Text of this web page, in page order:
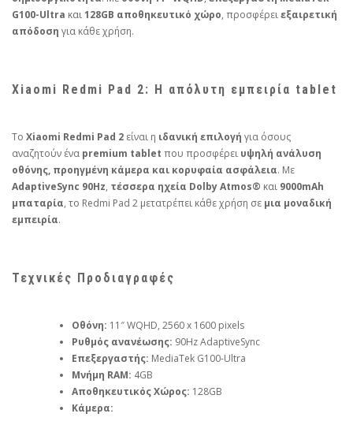
G100-Ultra και128GB αποθηκευτικό χώρο, προσφέρειεξαιρετική
απόδοση για κάθε χρήση.
Xiaomi Redmi Pad 2: Η απόλυτη εμπειρία tablet
Το Xiaomi Redmi Pad 2 είναι η ιδανική επιλογή για όσους
αναζητούν ένα premium tablet που προσφέρει υψηλή ανάλυση
οθόνης, προηγμένη κάμερα και κορυφαία ασφάλεια. Με
AdaptiveSync 90Hz, τέσσερα ηχεία Dolby Atmos® και 9000mAh
μπαταρία, το Redmi Pad 2 μετατρέπει κάθε χρήση σε μια μοναδική
εμπειρία.
Τεχνικές Προδιαγραφές
Οθόνη: 11″ WQHD, 2560 x 1600 pixels
Ρυθμός ανανέωσης: 90Hz AdaptiveSync
Επεξεργαστής: MediaTek G100-Ultra
Μνήμη RAM: 4GB
Αποθηκευτικός Χώρος: 128GB
Κάμερα: